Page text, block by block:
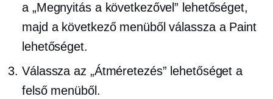
a „Megnyitás a következővel” lehetőséget,
majd a következő menüből válassza a Paint
lehetőséget.
Válassza az „Átméretezés” lehetőséget a
felső menüből.